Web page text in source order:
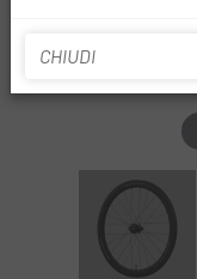
CHIUDI